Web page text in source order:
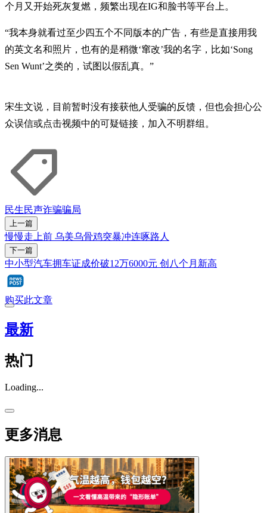
个月又开始死灰复燃，频繁出现在IG和脸书等平台上。
“我本身就看过至少四五个不同版本的广告，有些是直接用我
的英文名和照片，也有的是稍微‘窜改’我的名字，比如‘Song
Sen Wunt’之类的，试图以假乱真。”
宋生文说，目前暂时没有接获他人受骗的反馈，但也会担心公
众误信或点击视频中的可疑链接，加入不明群组。
民生民声诈骗骗局
上一篇
慢慢走上前 乌美乌骨鸡突暴冲连啄路人
下一篇
中小型汽车拥车证成价破12万6000元 创八个月新高
购买此文章
最新
热门
Loading...
更多消息